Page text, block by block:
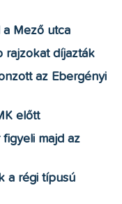
a Mező utca
rajzokat díjazták
az Ebergényi
előtt
majd az
a régi típusú